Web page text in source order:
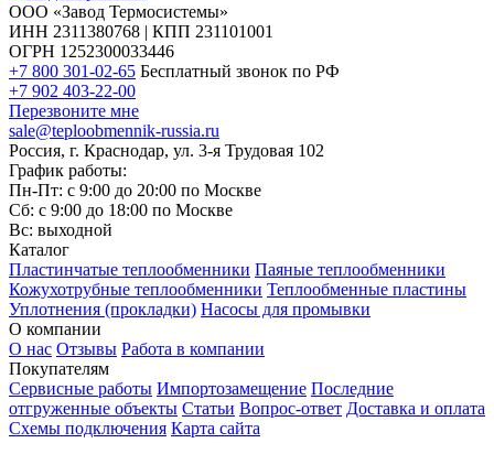
ООО «Завод Термосистемы»
ИНН 2311380768 | КПП 231101001
ОГРН 1252300033446
+7 800 301-02-65 Бесплатный звонок по РФ
+7 902 403-22-00
Перезвоните мне
sale@teploobmennik-russia.ru
Россия, г. Краснодар, ул. 3-я Трудовая 102
График работы:
Пн-Пт: с 9:00 до 20:00 по Москве
Сб: с 9:00 до 18:00 по Москве
Вс: выходной
Каталог
Пластинчатые теплообменники Паяные теплообменники
Кожухотрубные теплообменники Теплообменные пластины
Уплотнения (прокладки) Насосы для промывки
О компании
О нас Отзывы Работа в компании
Покупателям
Сервисные работы Импортозамещение Последние
отгруженные объекты Статьи Вопрос-ответ Доставка и оплата
Схемы подключения Карта сайта